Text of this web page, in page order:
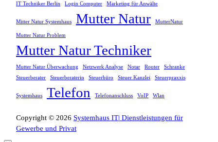
IT Techniker Berlin Login Computer Marketing für Anwälte
Mitter Natur Systemhaus Mutter Natur MutterNatur
Mutter Natur Problem
Mutter Natur Techniker
Mutter Natur Überwachung Netzwerk Analyse Notar Router
Schranke
Steuerberater
Steuerberaterin Steuerbüro Steuer Kanzlei Steuerpraxxis
Systemhaus Telefon Telefonanschluss VoIP Wlan
Copyright © 2026 Systemhaus IT| Dienstleistungen für
Gewerbe und Privat